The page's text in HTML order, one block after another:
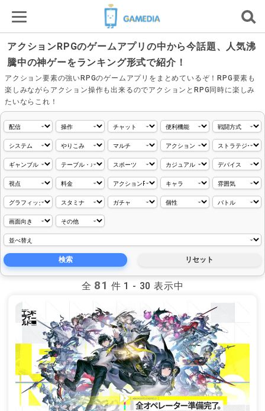
アクションRPGのゲームアプリの中から今話題、人気沸
騰中の神ゲーをランキング形式で紹介！
アクション要素の強いRPGのゲームアプリをまとめているぞ！RPG要素も
楽しみながらアクション操作も出来るのでアクションとRPG同時に楽しみ
たいならこれ！
全 81 件 1 - 30 表示中